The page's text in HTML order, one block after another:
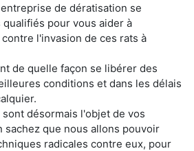
de dératisation se
pour vous aider à
l'invasion de ces rats à
de quelle façon se libérer des
conditions et dans les délais
désormais l'objet de vos
sachez que nous allons pouvoir
radicales contre eux, pour